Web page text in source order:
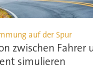
auf der Spur
zwischen Fahrer
simulieren